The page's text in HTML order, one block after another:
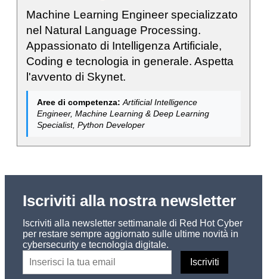
Machine Learning Engineer specializzato
nel Natural Language Processing.
Appassionato di Intelligenza Artificiale,
Coding e tecnologia in generale. Aspetta
l'avvento di Skynet.
Aree di competenza: Artificial Intelligence
Engineer, Machine Learning & Deep Learning
Specialist, Python Developer
Iscriviti alla nostra newsletter
Iscriviti alla newsletter settimanale di Red Hot Cyber
per restare sempre aggiornato sulle ultime novità in
cybersecurity e tecnologia digitale.